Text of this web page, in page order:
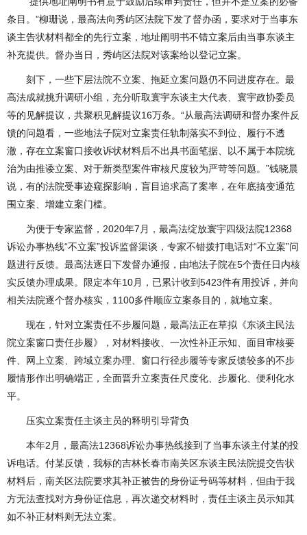
条目。”柳珊说，最高法向秀屿区法院下发了督办函，要求对于当事东
谈主告状材料都全的先行立案，地址阐明书不错立案后由当事东谈主
补充提供。督办当日，秀屿区法院对该案给以登记立案。
刻下，一些下层法院不立案、拖延立案问题仍不同进度存在。最
高法成就挑升调研小组，充分听取寰宇东谈主大代表、寰宇政协委员
等的见解提议，共聚积见解提议16万条。“从最高法调研和督办案件反
馈的问题看，一些地法子院对立案责任轨制落实不到位、履行不透
澈，存在立案窗口接收诉状材料后不出具书面笔据、以不属于本院统
治为由推诿立案、对于新类型案件审核尺度较为严苛等问题。”钱晓晨
说，有的法院受事迹窥探影响，盲目追求高了案率，在年底搞变通范
围立案、增建立案门槛。
为便于专家监督，2020年7月，最高法绽放寰宇四级法院12368
诉讼办事热线“不立案”投诉监督渠谈，专家不错拨打电话对“不立案”问
题进行反馈。最高法逐日下发督办通报，由地法子院在5个责任日内核
实反馈办理成果。限定本年10月，已累计收到5423件有用投诉，并向
相关法院逐个督办核实，1100多件顺应立案条目的，就地立案。
现在，针对立案责任不步履问题，最高法正在草拟《东谈主民法
院立案窗口责任步履》，对材料接收、一次性补正示知、面目审核要
件、网上立案、跨域立案办理、窗口行径步履等专家反馈较多的不步
履情形作出明确端正，全面晋升立案责任尺度化、步履化、便利化水
平。
压实立案责任主谈主员的释明引导背负
本年2月，最高法12368诉讼办事热线接到了当事东谈主付某的投
诉电话。付某反馈，我标的吉林长春市南关区东谈主民法院提交告状
材料后，南关区法院要求其补正被告的身份证号码等材料，但由于我
方无法查找对方身份证信息，再次递交材料时，责任主谈主员示知其
如不补正材料则无法立案。